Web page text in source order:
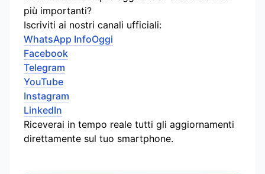
più importanti?
Iscriviti ai nostri canali ufficiali:
WhatsApp InfoOggi
Facebook
Telegram
YouTube
Instagram
LinkedIn
Riceverai in tempo reale tutti gli aggiornamenti
direttamente sul tuo smartphone.